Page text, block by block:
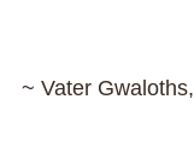
~ Vater